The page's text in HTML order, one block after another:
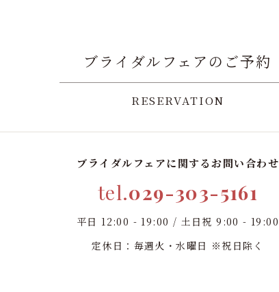
ブライダルフェアのご予約
RESERVATION
ブライダルフェアに関するお問い合わせ
tel.029-303-5161
平日 12:00 - 19:00 / 土日祝 9:00 - 19:00
定休日：毎週火・水曜日 ※祝日除く